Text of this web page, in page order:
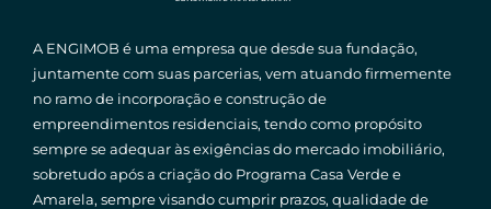
A ENGIMOB é uma empresa que desde sua fundação,
juntamente com suas parcerias, vem atuando firmemente
no ramo de incorporação e construção de
empreendimentos residenciais, tendo como propósito
sempre se adequar às exigências do mercado imobiliário,
sobretudo após a criação do Programa Casa Verde e
Amarela, sempre visando cumprir prazos, qualidade de